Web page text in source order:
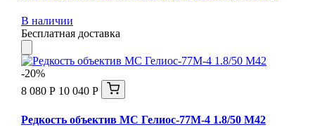
В наличии
Бесплатная доставка
-20%
8 080 Р 10 040 Р
Редкость объектив МС Гелиос-77М-4 1.8/50 M42